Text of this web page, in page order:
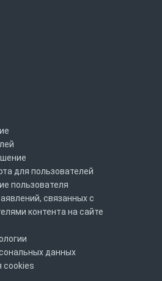
для пользователей
пользователя
связанных с
контента на сайте
данных
cookies